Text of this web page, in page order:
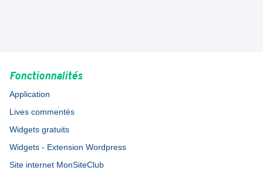
Fonctionnalités
Application
Lives commentés
Widgets gratuits
Widgets - Extension Wordpress
Site internet MonSiteClub